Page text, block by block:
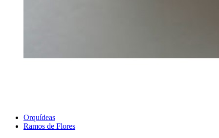
Orquídeas
Ramos de Flores